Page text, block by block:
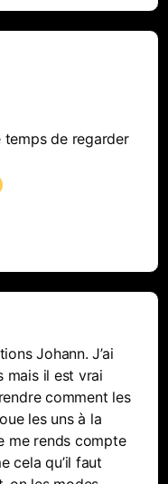
temps de regarder
Johann. J’ai
mais il est vrai
comment les
les uns à la
me rends compte
cela qu’il faut